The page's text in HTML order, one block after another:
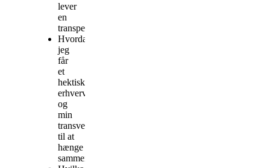
lever
en
transperson?
Hvordan
jeg
får
et
hektisk
erhvervsliv
og
min
transvestisme
til at
hænge
sammen?